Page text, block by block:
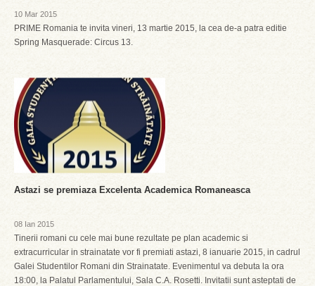
10 Mar 2015
PRIME Romania te invita vineri, 13 martie 2015, la cea de-a patra editie
Spring Masquerade: Circus 13.
Astazi se premiaza Excelenta Academica Romaneasca
08 Ian 2015
Tinerii romani cu cele mai bune rezultate pe plan academic si
extracurricular in strainatate vor fi premiati astazi, 8 ianuarie 2015, in cadrul
Galei Studentilor Romani din Strainatate. Evenimentul va debuta la ora
18:00, la Palatul Parlamentului, Sala C.A. Rosetti. Invitatii sunt asteptati de